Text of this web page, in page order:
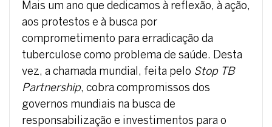
Mais um ano que dedicamos à reflexão, à ação,
aos protestos e à busca por
comprometimento para erradicação da
tuberculose como problema de saúde. Desta
vez, a chamada mundial, feita pelo Stop TB
Partnership, cobra compromissos dos
governos mundiais na busca de
responsabilização e investimentos para o